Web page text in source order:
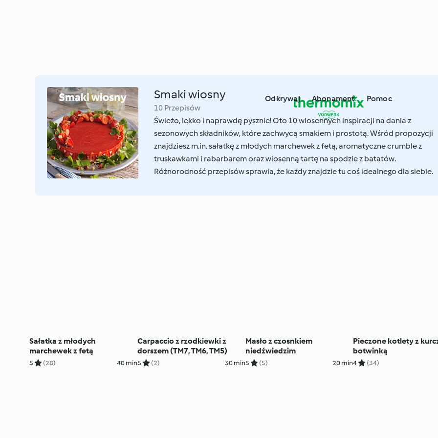
Odkrywaj Abonament Pomoc
Smaki wiosny
10 Przepisów
Świeżo, lekko i naprawdę pysznie! Oto 10 wiosennych inspiracji na dania z
sezonowych składników, które zachwycą smakiem i prostotą. Wśród propozycji
znajdziesz m.in. sałatkę z młodych marchewek z fetą, aromatyczne crumble z
truskawkami i rabarbarem oraz wiosenną tartę na spodzie z batatów.
Różnorodność przepisów sprawia, że każdy znajdzie tu coś idealnego dla siebie.
Sałatka z młodych
marchewek z fetą
5 (28) 40 min
Carpaccio z rzodkiewki z
dorszem (TM7, TM6, TM5)
5 (2) 30 min
Masło z czosnkiem
niedźwiedzim
5 (5) 20 min
Pieczone kotlety z
botwinką
4 (34)